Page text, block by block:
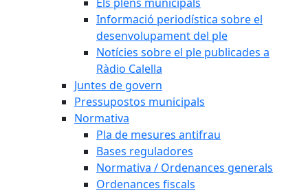
Informació periodística sobre el
desenvolupament del ple
Notícies sobre el ple publicades a
Ràdio Calella
Juntes de govern
Pressupostos municipals
Normativa
Pla de mesures antifrau
Bases reguladores
Normativa / Ordenances generals
Ordenances fiscals